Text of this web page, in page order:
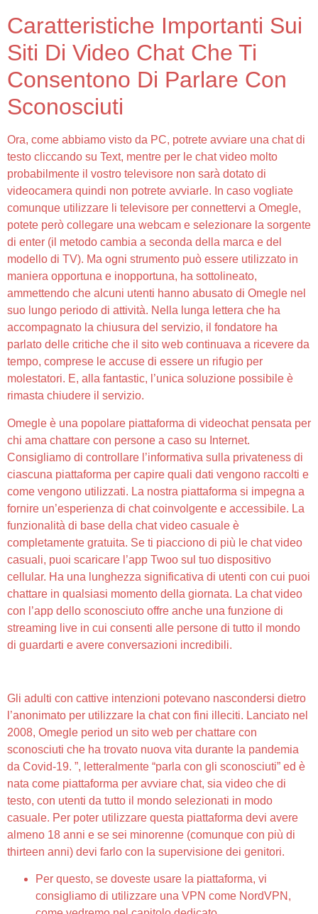
Caratteristiche Importanti Sui
Siti Di Video Chat Che Ti
Consentono Di Parlare Con
Sconosciuti
Ora, come abbiamo visto da PC, potrete avviare una chat di
testo cliccando su Text, mentre per le chat video molto
probabilmente il vostro televisore non sarà dotato di
videocamera quindi non potrete avviarle. In caso vogliate
comunque utilizzare li televisore per connettervi a Omegle,
potete però collegare una webcam e selezionare la sorgente
di enter (il metodo cambia a seconda della marca e del
modello di TV). Ma ogni strumento può essere utilizzato in
maniera opportuna e inopportuna, ha sottolineato,
ammettendo che alcuni utenti hanno abusato di Omegle nel
suo lungo periodo di attività. Nella lunga lettera che ha
accompagnato la chiusura del servizio, il fondatore ha
parlato delle critiche che il sito web continuava a ricevere da
tempo, comprese le accuse di essere un rifugio per
molestatori. E, alla fantastic, l’unica soluzione possibile è
rimasta chiudere il servizio.
Omegle è una popolare piattaforma di videochat pensata per
chi ama chattare con persone a caso su Internet.
Consigliamo di controllare l’informativa sulla privateness di
ciascuna piattaforma per capire quali dati vengono raccolti e
come vengono utilizzati. La nostra piattaforma si impegna a
fornire un’esperienza di chat coinvolgente e accessibile. La
funzionalità di base della chat video casuale è
completamente gratuita. Se ti piacciono di più le chat video
casuali, puoi scaricare l’app Twoo sul tuo dispositivo
cellular. Ha una lunghezza significativa di utenti con cui puoi
chattare in qualsiasi momento della giornata. La chat video
con l’app dello sconosciuto offre anche una funzione di
streaming live in cui consenti alle persone di tutto il mondo
di guardarti e avere conversazioni incredibili.
Gli adulti con cattive intenzioni potevano nascondersi dietro
l’anonimato per utilizzare la chat con fini illeciti. Lanciato nel
2008, Omegle period un sito web per chattare con
sconosciuti che ha trovato nuova vita durante la pandemia
da Covid-19. ”, letteralmente “parla con gli sconosciuti” ed è
nata come piattaforma per avviare chat, sia video che di
testo, con utenti da tutto il mondo selezionati in modo
casuale. Per poter utilizzare questa piattaforma devi avere
almeno 18 anni e se sei minorenne (comunque con più di
thirteen anni) devi farlo con la supervisione dei genitori.
Per questo, se doveste usare la piattaforma, vi
consigliamo di utilizzare una VPN come NordVPN,